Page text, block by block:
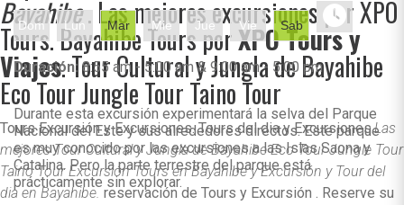
Bayahibe. Las mejores excursiones por XPO
Tours. Bayahibe Tours porXPO Tours y
Viajes. Tour Cultural y Jungla de Bayahibe
Eco Tour Jungle Tour Taino Tour
Tours Excursión y Excursiones. Tours del dia y Excursiones.Las
mejores Tour Cultural y Jungla de Bayahibe Eco Tour Jungle Tour
Taino Tour Excursión Tours en Bayahibe y Excursión y Tour del
dia en Bayahibe.reservación de Tours y Excursión . Reserve su
Dom Lun Mar Mie Jue Vie Sab
Duración: 8:55 am - 5:00 am & 9:00 am - 5:00 pm
Durante esta excursión experimentará la selva del Parque
Nacional del Este y sus alrededores directos. Este parque
es muy conocido por las excursiones a las Islas Saona y
Catalina. Pero la parte terrestre del parque está
prácticamente sin explorar.